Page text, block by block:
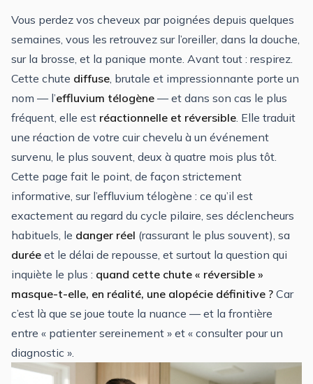
Vous perdez vos cheveux par poignées depuis quelques
semaines, vous les retrouvez sur l’oreiller, dans la douche,
sur la brosse, et la panique monte. Avant tout : respirez.
Cette chute diffuse, brutale et impressionnante porte un
nom — l’effluvium télogène — et dans son cas le plus
fréquent, elle est réactionnelle et réversible. Elle traduit
une réaction de votre cuir chevelu à un événement
survenu, le plus souvent, deux à quatre mois plus tôt.
Cette page fait le point, de façon strictement
informative, sur l’effluvium télogène : ce qu’il est
exactement au regard du cycle pilaire, ses déclencheurs
habituels, le danger réel (rassurant le plus souvent), sa
durée et le délai de repousse, et surtout la question qui
inquiète le plus : quand cette chute « réversible »
masque-t-elle, en réalité, une alopécie définitive ? Car
c’est là que se joue toute la nuance — et la frontière
entre « patienter sereinement » et « consulter pour un
diagnostic ».